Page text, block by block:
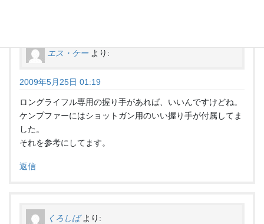
エス・ケー より:
2009年5月25日 01:19
ロングライフル専用の握り手があれば、いいんですけどね。
ケンプファーにはショットガン用のいい握り手が付属してま
した。
それを参考にしてます。
返信
くろしば より: